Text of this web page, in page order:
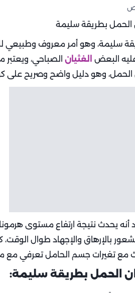
سليمة، وهو أمر معروف وطبيعي
البعض
الغثيان الصباحي، ويعتبر
الحمل، وهو دليل واضح وصريح على
يحدث نتيجة ارتفاع مستوى
بالإرهاق والإجهاد طوال الوقت،
مع تغيرات جسم الحامل تعرفي مع
الحمل بطريقة سليمة: